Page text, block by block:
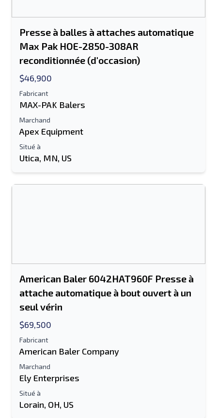
Presse à balles à attaches automatique
Max Pak HOE-2850-308AR
reconditionnée (d'occasion)
$46,900
Fabricant
MAX-PAK Balers
Marchand
Apex Equipment
Situé à
Utica, MN, US
American Baler 6042HAT960F Presse à
attache automatique à bout ouvert à un
seul vérin
$69,500
Fabricant
American Baler Company
Marchand
Ely Enterprises
Situé à
Lorain, OH, US
Envoyer à un ami